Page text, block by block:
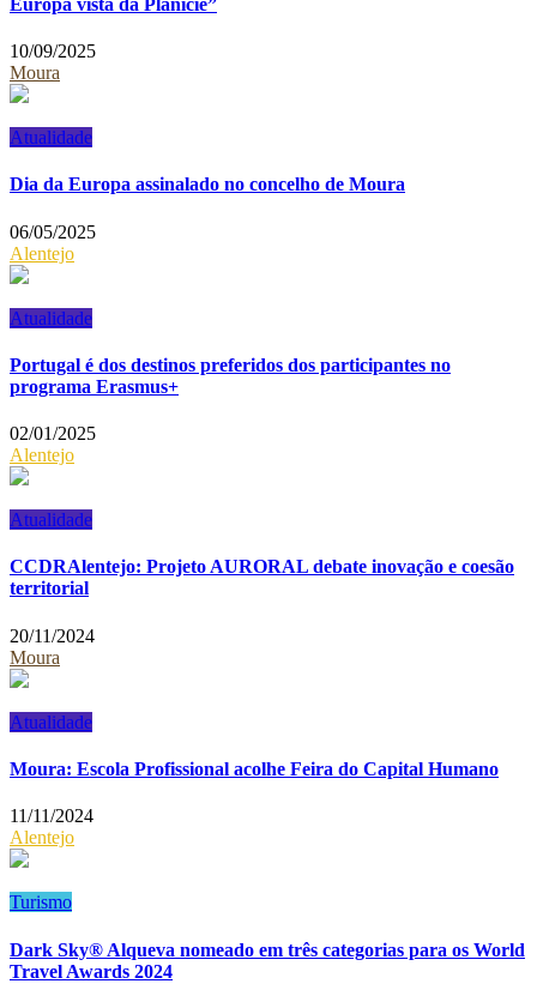
10/09/2025
Moura
Atualidade
Dia da Europa assinalado no concelho de Moura
06/05/2025
Alentejo
Atualidade
Portugal é dos destinos preferidos dos participantes no
programa Erasmus+
02/01/2025
Alentejo
Atualidade
CCDRAlentejo: Projeto AURORAL debate inovação e coesão
territorial
20/11/2024
Moura
Atualidade
Moura: Escola Profissional acolhe Feira do Capital Humano
11/11/2024
Alentejo
Turismo
Dark Sky® Alqueva nomeado em três categorias para os World
Travel Awards 2024